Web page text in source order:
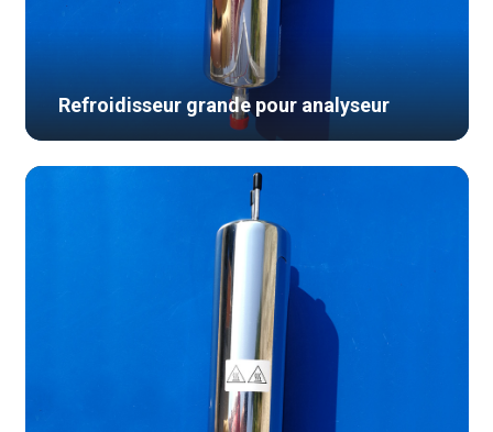
Refroidisseur grande pour analyseur